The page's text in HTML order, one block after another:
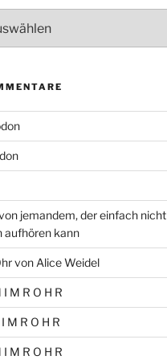
jemandem, der einfach nicht
aufhören kann
von Alice Weidel
I M R O H R
M R O H R
I M R O H R